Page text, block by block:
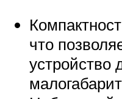
что
устройство